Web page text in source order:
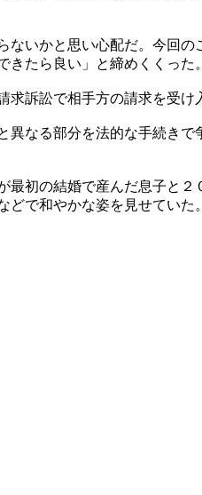
いかと思い心配だ。今回
たら良い」と締めくくった。
訴訟で相手方の請求を受け
なる部分を法的な手続き
初の結婚で産んだ息子と
で和やかな姿を見せていた。